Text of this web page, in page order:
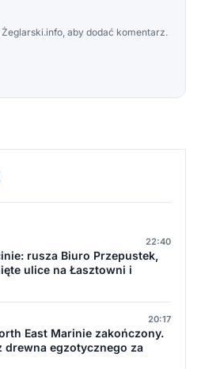
aby dodać komentarz.
22:40
rusza Biuro Przepustek,
ulice na Łasztowni i
20:17
East Marinie zakończony.
drewna egzotycznego za